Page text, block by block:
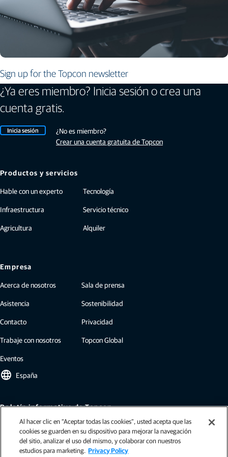
Sign up for the Topcon newsletter
¿Ya eres miembro? Inicia sesión o crea una
cuenta gratis.
Inicia sesión
¿No es miembro?
Crear una cuenta gratuita de Topcon
Productos y servicios
Hable con un experto
Infraestructura
Agricultura
Tecnología
Servicio técnico
Alquiler
Empresa
Acerca de nosotros
Asistencia
Contacto
Trabaje con nosotros
Eventos
Sala de prensa
Sostenibilidad
Privacidad
Topcon Global
language España
Boletín informativo de Topcon
Nuestros boletines informativos incluyen las últimas novedades y noticias
de Topcon: casos de estudio, información sobre el sector, comunicados de
prensa y mucho más.
Al hacer clic en “Aceptar todas las cookies”, usted acepta que las
cookies se guarden en su dispositivo para mejorar la navegación
del sitio, analizar el uso del mismo, y colaborar con nuestros
estudios para marketing. Privacy Policy